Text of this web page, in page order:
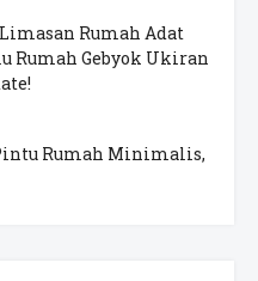
Rumah Adat
Rumah Gebyok Ukiran
Rumah Minimalis,